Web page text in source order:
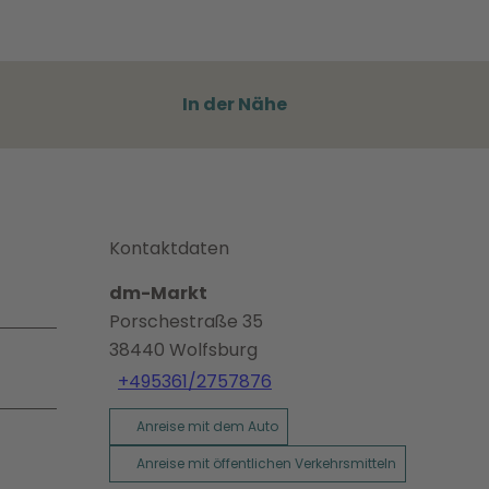
In der Nähe
Kontaktdaten
dm-Markt
Porschestraße 35
38440 Wolfsburg
+495361/2757876
Anreise mit dem Auto
Anreise mit öffentlichen Verkehrsmitteln